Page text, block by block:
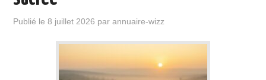
SOCIÉTÉ
Publié le8 juillet 2026 parannuaire-wizz